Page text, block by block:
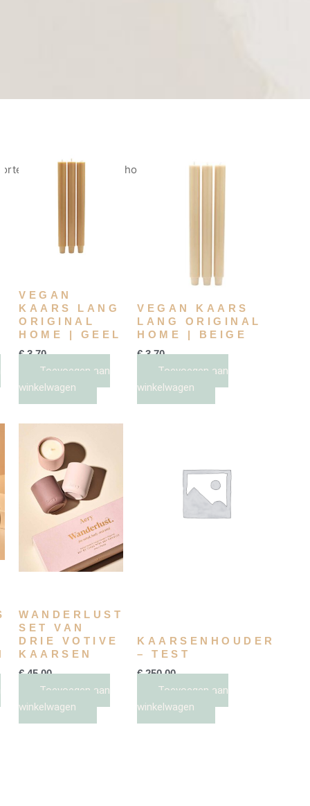
VEGAN
KAARS LANG
ORIGINAL
HOME | GEEL
€3,70
Toevoegen aan
winkelwagen
VEGAN KAARS
LANG ORIGINAL
HOME | BEIGE
€3,70
Toevoegen aan
winkelwagen
WANDERLUST
SET VAN
DRIE VOTIVE
KAARSEN
€45,00
Toevoegen aan
winkelwagen
KAARSENHOUDER
– TEST
€250,00
Toevoegen aan
winkelwagen